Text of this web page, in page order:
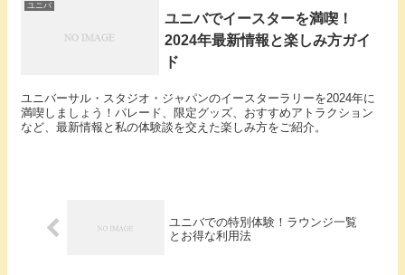
ユニバ
ユニバでイースターを満喫！
2024年最新情報と楽しみ方ガイ
ド
ユニバーサル・スタジオ・ジャパンのイースターラリーを2024年に
満喫しましょう！パレード、限定グッズ、おすすめアトラクション
など、最新情報と私の体験談を交えた楽しみ方をご紹介。
ユニバでの特別体験！ラウンジ一覧
とお得な利用法